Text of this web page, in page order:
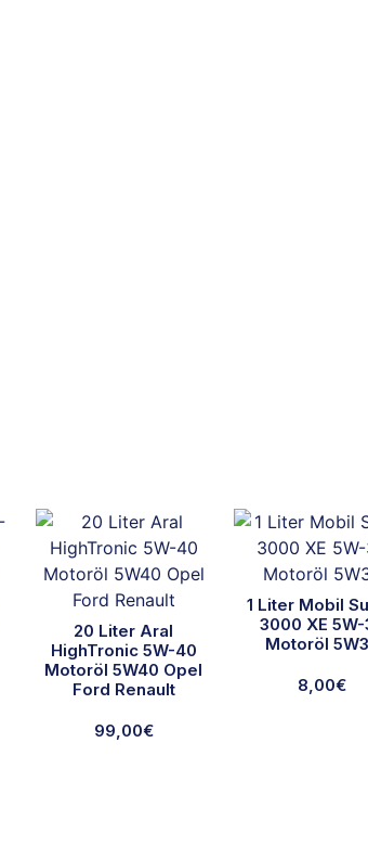
20 Liter Aral
HighTronic 5W-40
Motoröl 5W40 Opel
Ford Renault
99,00€
1 Liter Mobil
3000 XE
Motoröl
8,00€